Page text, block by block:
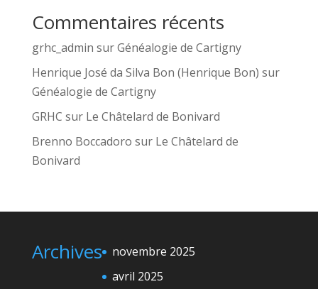
Commentaires récents
grhc_admin surGénéalogie de Cartigny
Henrique José da Silva Bon (Henrique Bon) sur
Généalogie de Cartigny
GRHC sur Le Châtelard de Bonivard
Brenno Boccadoro sur Le Châtelard de
Bonivard
Archives
novembre 2025
avril 2025